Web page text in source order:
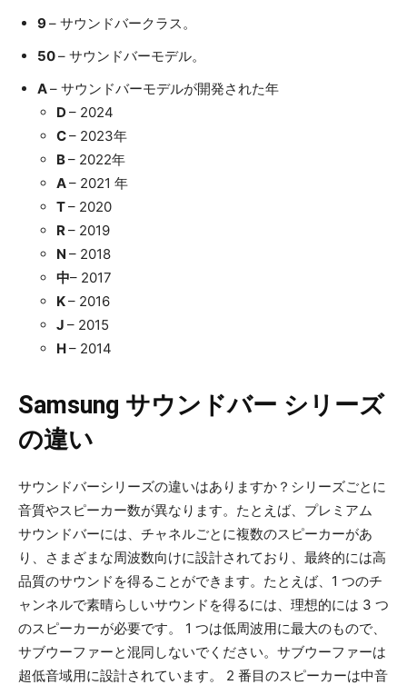
9– サウンドバークラス。
50– サウンドバーモデル。
A– サウンドバーモデルが開発された年
D – 2024
С– 2023年
B– 2022年
A– 2021 年
T– 2020
R – 2019
N – 2018
中– 2017
K– 2016
J – 2015
H– 2014
Samsung サウンドバー シリーズ
の違い
サウンドバーシリーズの違いはありますか？シリーズごとに
音質やスピーカー数が異なります。たとえば、プレミアム
サウンドバーには、チャネルごとに複数のスピーカーがあ
り、さまざまな周波数向けに設計されており、最終的には高
品質のサウンドを得ることができます。たとえば、1 つのチ
ャンネルで素晴らしいサウンドを得るには、理想的には 3 つ
のスピーカーが必要です。 1 つは低周波用に最大のもので、
サブウーファーと混同しないでください。サブウーファーは
超低音域用に設計されています。 2 番目のスピーカーは中音